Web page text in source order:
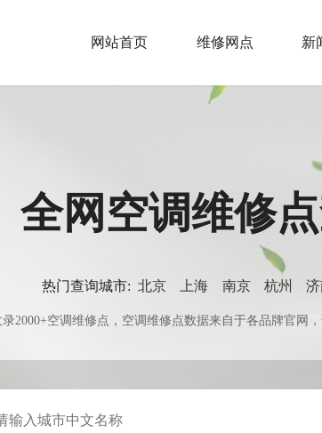
网站首页 维修网点 新
全网空调维修
热门查询城市: 北京 上海 南京 杭州
2000+空调维修点，空调维修点数据来自于各品牌官网